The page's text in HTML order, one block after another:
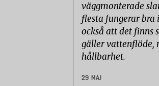
väggmonterade
flesta fungerar bra
också att det finns
gäller vattenflöde,
hållbarhet.
29 MAJ